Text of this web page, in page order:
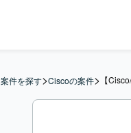
案件を探す>Ciscoの案件> 【